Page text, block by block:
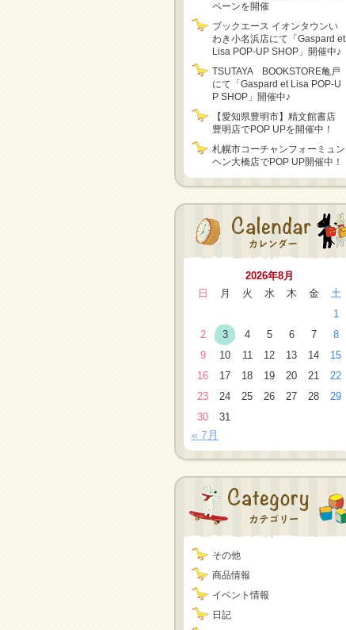
ペーンを開催
ブックエース イオンタウンい
わき小名浜店にて「Gaspard et
Lisa POP-UP SHOP」開催中♪
TSUTAYA BOOKSTORE亀戸
にて「Gaspard et Lisa POP-U
P SHOP」開催中♪
【愛知県豊明市】精文館書店
豊明店でPOP UPを開催中！
札幌市コーチャンフォーミュン
ヘン大橋店でPOP UP開催中！
2026年8月
日
月 火 水 木 金
土
1
2
3 4 5 6 7
8
9
10 11 12 13 14
15
16
17 18 19 20 21
22
23
24 25 26 27 28
29
30
31
« 7月
その他
商品情報
イベント情報
日記